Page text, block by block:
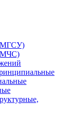
(МГСУ)